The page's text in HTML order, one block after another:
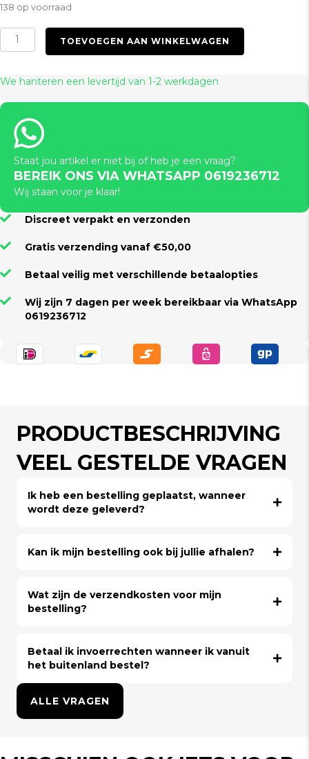
138 op voorraad
Body
Harness
Suspender
Straps
S/L
Black
aantal
TOEVOEGEN AAN WINKELWAGEN
We hanteren een levertijd van 1-2 werkdagen
Staat jou artikel er niet bij of heb je een vraag?
BEREIK ONS VIA WHATSAPP 0619236712
Wij staan voor je klaar!
Discreet verpakt en verzonden
Gratis verzending vanaf €50,00
Betaal veilig met verschillende betaalopties
Wij zijn 7 dagen per week bereikbaar via WhatsApp
0619236712
PRODUCTBESCHRIJVING
VEEL GESTELDE VRAGEN
Ik heb een bestelling geplaatst, wanneer
wordt deze geleverd?
Kan ik mijn bestelling ook bij jullie afhalen?
Wat zijn de verzendkosten voor mijn
bestelling?
Betaal ik invoerrechten wanneer ik vanuit
het buitenland bestel?
ALLE VRAGEN